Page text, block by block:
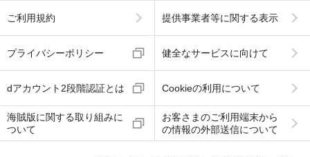
ご利用規約 提供事業者等に関する表示
プライバシーポリシー 健全なサービスに向けて
dアカウント2段階認証とは Cookieの利用について
海賊版に関する取り組みに
ついて
お客さまのご利用端末から
の情報の外部送信について